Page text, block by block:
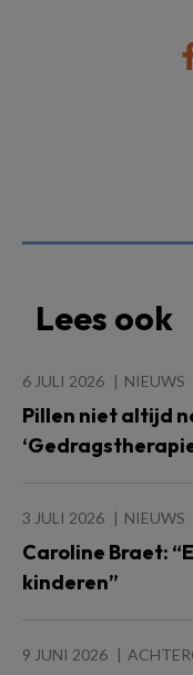
Lees ook
6 JULI 2026 NIEUWS
Pillen niet altijd
3 JULI 2026 NIEUWS
Caroline Braet:
kinderen”
9 JUNI 2026